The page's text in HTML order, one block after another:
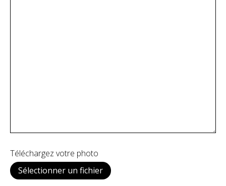
Téléchargez votre photo
Sélectionner un fichier